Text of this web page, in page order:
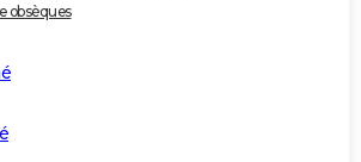
obsèques